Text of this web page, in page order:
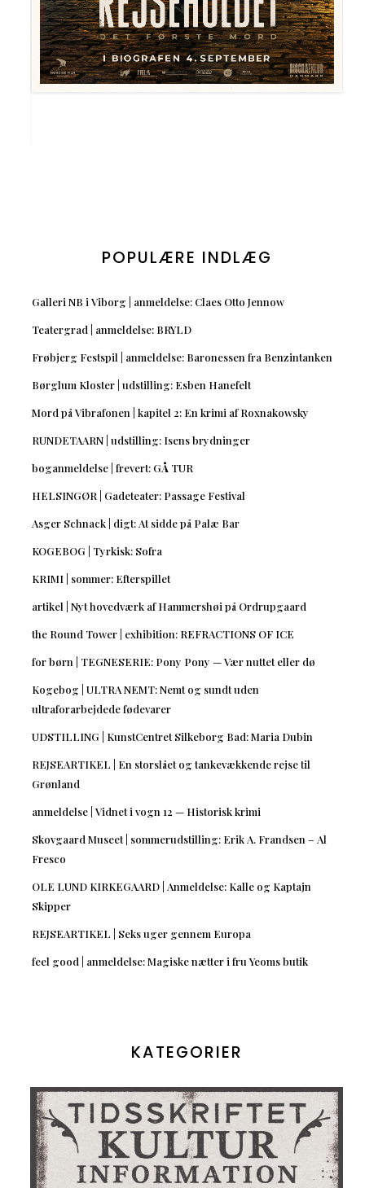
POPULÆRE INDLÆG
Galleri NB i Viborg | anmeldelse: Claes Otto Jennow
Teatergrad | anmeldelse: BRYLD
Frøbjerg Festspil | anmeldelse: Baronessen fra Benzintanken
Børglum Kloster | udstilling: Esben Hanefelt
Mord på Vibrafonen | kapitel 2: En krimi af Roxnakowsky
RUNDETAARN | udstilling: Isens brydninger
boganmeldelse | frevert: GÅ TUR
HELSINGØR | Gadeteater: Passage Festival
Asger Schnack | digt: At sidde på Palæ Bar
KOGEBOG | Tyrkisk: Sofra
KRIMI | sommer: Efterspillet
artikel | Nyt hovedværk af Hammershøi på Ordrupgaard
the Round Tower | exhibition: REFRACTIONS OF ICE
for børn | TEGNESERIE: Pony Pony — Vær nuttet eller dø
Kogebog | ULTRA NEMT: Nemt og sundt uden
ultraforarbejdede fødevarer
UDSTILLING | KunstCentret Silkeborg Bad: Maria Dubin
REJSEARTIKEL | En storslået og tankevækkende rejse til
Grønland
anmeldelse | Vidnet i vogn 12 — Historisk krimi
Skovgaard Museet | sommerudstilling: Erik A. Frandsen – Al
Fresco
OLE LUND KIRKEGAARD | Anmeldelse: Kalle og Kaptajn
Skipper
REJSEARTIKEL | Seks uger gennem Europa
feel good | anmeldelse: Magiske nætter i fru Yeoms butik
KATEGORIER